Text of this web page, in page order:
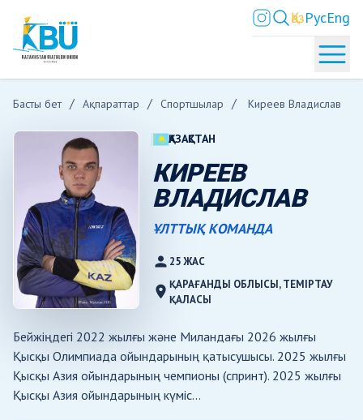
ҚазРусEng
Басты бет Ақпараттар Спортшылар Киреев Владислав
ҚАЗАҚСТАН
КИРЕЕВ
ВЛАДИСЛАВ
ҰЛТТЫҚ КОМАНДА
person 25 ЖАС
location_on ҚАРАҒАНДЫ ОБЛЫСЫ, ТЕМІРТАУ
ҚАЛАСЫ
Бейжіңдегі 2022 жылғы және Миландағы 2026 жылғы
Қысқы Олимпиада ойындарының қатысушысы. 2025 жылғы
Қысқы Азия ойындарының чемпионы (спринт). 2025 жылғы
Қысқы Азия ойындарының күміс...